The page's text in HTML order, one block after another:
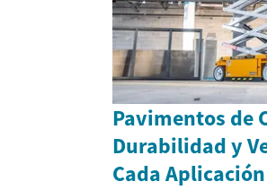
Pavimentos de
Durabilidad y
Cada Aplicación